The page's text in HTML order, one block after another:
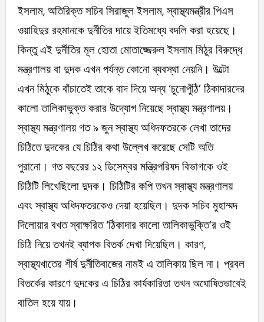
ইসলাম, অতিরিক্ত সচিব সিরাজুল ইসলাম, স্বাস্থ্যমন্ত্রীর পিএস
ওয়াহিদুর রহমানকে দুর্নীতির দায়ে ইতিমধ্যে বদলি করা হয়েছে।
কিন্তু এই দুর্নীতির মূল হোতা মোতাজ্জেরুল ইসলাম মিঠুর বিরুদ্ধে
মন্ত্রণালয় বা দুদক এখন পর্যন্ত কোনো ব্যবস্থা নেয়নি। উল্টো
এখন মিঠুকে বাঁচাতেই তাকে বাদ দিয়ে অন্য ‘চুনোপুঁঠি’ ঠিকাদারদের
কালো তালিকাভুক্ত করার উদ্যোগ নিয়েছে স্বাস্থ্য মন্ত্রণালয়।
স্বাস্থ্য মন্ত্রণালয় গত ৯ জুন স্বাস্থ্য অধিদফতরকে লেখা তাদের
চিঠিতে দুদকের যে চিঠির কথা উল্লেখ করেছে সেটি অতি
পুরানো। গত বছরের ১২ ডিসেম্বর মন্ত্রিপরিষদ বিভাগকে ওই
চিঠিটি লিখেছিলো দুদক। চিঠিটির কপি তখন স্বাস্থ্য মন্ত্রণালয়
এবং স্বাস্থ্য অধিদফতরকেও দেয়া হয়েছিল। দুদক সচিব মুহাম্মদ
দিলোয়ার বখত স্বাক্ষরিত ‘ঠিকাদার কালো তালিকাভুক্তি’র ওই
চিঠি নিয়ে তখনই ব্যাপক বিতর্ক দেখা দিয়েছিল। কারণ,
স্বাস্থ্যখাতের শীর্ষ দুর্নীতিবাজের নামই এ তালিকায় ছিল না। প্রবল
বিতর্কের কারণে দুদকের এ চিঠির কার্যকারিতা তখন অঘোষিতভাবেই
বাতিল হয়ে যায়।